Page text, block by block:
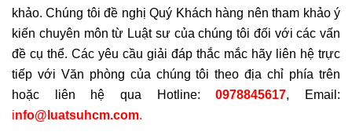
khảo. Chúng tôi đề nghị Quý Khách hàng nên tham khảo ý
kiến chuyên môn từ Luật sư của chúng tôi đối với các vấn
đề cụ thể. Các yêu cầu giải đáp thắc mắc hãy liên hệ trực
tiếp với Văn phòng của chúng tôi theo địa chỉ phía trên
hoặc liên hệ qua Hotline:0978845617, Email:
info@luatsuhcm.com.